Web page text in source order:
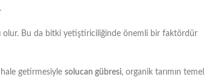
olur. Bu da bitki yetiştiriciliğinde önemli bir faktördür
getirmesiyle solucan gübresi, organik tarımın temel